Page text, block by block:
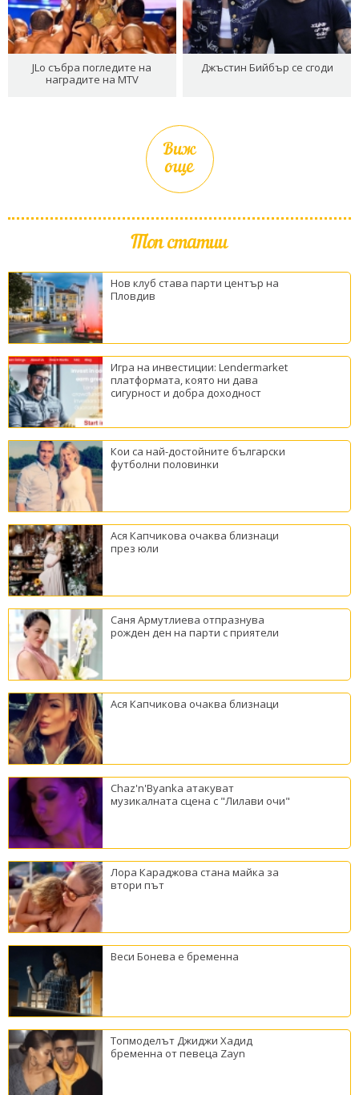
JLo събра погледите на
наградите на MTV
Джъстин Бийбър се сгоди
Виж
още
Топ статии
Нов клуб става парти център на
Пловдив
Игра на инвестиции: Lendermarket
платформата, която ни дава
сигурност и добра доходност
Кои са най-достойните български
футболни половинки
Ася Капчикова очаква близнаци
през юли
Саня Армутлиева отпразнува
рожден ден на парти с приятели
Ася Капчикова очаква близнаци
Chaz'n'Byanka атакуват
музикалната сцена с "Лилави очи"
Лора Караджова стана майка за
втори път
Веси Бонева е бременна
Топмоделът Джиджи Хадид
бременна от певеца Zayn